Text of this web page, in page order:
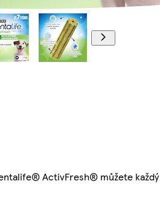
ActivFresh® můžete